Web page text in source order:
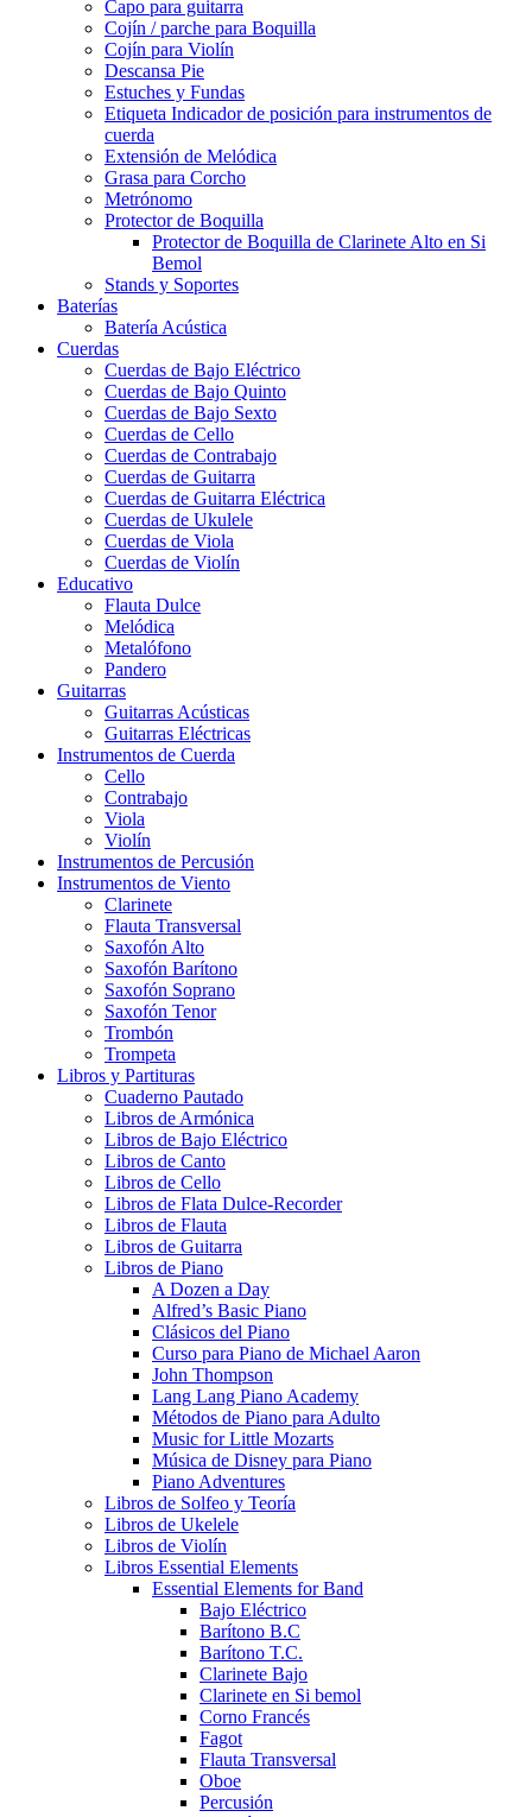
Capo para guitarra
Cojín / parche para Boquilla
Cojín para Violín
Descansa Pie
Estuches y Fundas
Etiqueta Indicador de posición para instrumentos de
cuerda
Extensión de Melódica
Grasa para Corcho
Metrónomo
Protector de Boquilla
Protector de Boquilla de Clarinete Alto en Si
Bemol
Stands y Soportes
Baterías
Batería Acústica
Cuerdas
Cuerdas de Bajo Eléctrico
Cuerdas de Bajo Quinto
Cuerdas de Bajo Sexto
Cuerdas de Cello
Cuerdas de Contrabajo
Cuerdas de Guitarra
Cuerdas de Guitarra Eléctrica
Cuerdas de Ukulele
Cuerdas de Viola
Cuerdas de Violín
Educativo
Flauta Dulce
Melódica
Metalófono
Pandero
Guitarras
Guitarras Acústicas
Guitarras Eléctricas
Instrumentos de Cuerda
Cello
Contrabajo
Viola
Violín
Instrumentos de Percusión
Instrumentos de Viento
Clarinete
Flauta Transversal
Saxofón Alto
Saxofón Barítono
Saxofón Soprano
Saxofón Tenor
Trombón
Trompeta
Libros y Partituras
Cuaderno Pautado
Libros de Armónica
Libros de Bajo Eléctrico
Libros de Canto
Libros de Cello
Libros de Flata Dulce-Recorder
Libros de Flauta
Libros de Guitarra
Libros de Piano
A Dozen a Day
Alfred’s Basic Piano
Clásicos del Piano
Curso para Piano de Michael Aaron
John Thompson
Lang Lang Piano Academy
Métodos de Piano para Adulto
Music for Little Mozarts
Música de Disney para Piano
Piano Adventures
Libros de Solfeo y Teoría
Libros de Ukelele
Libros de Violín
Libros Essential Elements
Essential Elements for Band
Bajo Eléctrico
Barítono B.C
Barítono T.C.
Clarinete Bajo
Clarinete en Si bemol
Corno Francés
Fagot
Flauta Transversal
Oboe
Percusión